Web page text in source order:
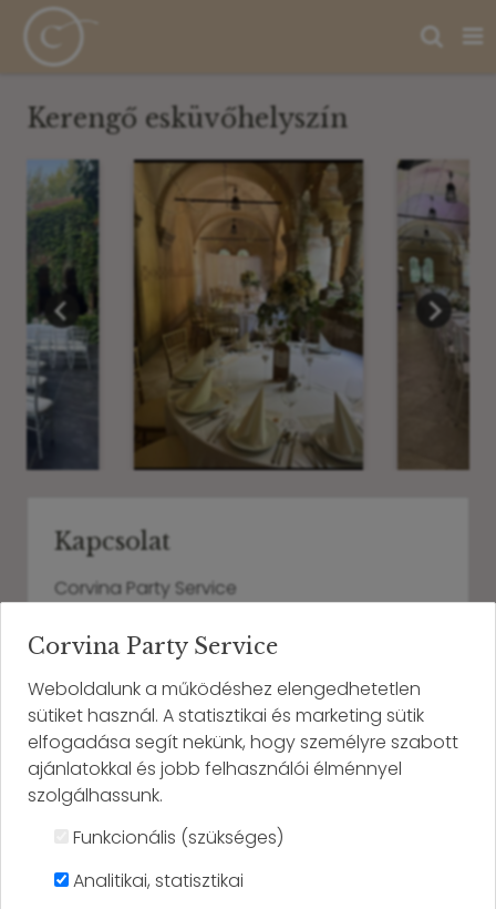
Kerengő esküvőhelyszín
Kapcsolat
Corvina Party Service
Telefonszám:
+36 30 224 1769
corvina@corvinapartyservice.hu
Névjegykártya mentése
Üzenetküldés
-
Corvina Party Service
Weboldalunk a működéshez elengedhetetlen
sütiket használ. A statisztikai és marketing sütik
elfogadása segít nekünk, hogy személyre szabott
ajánlatokkal és jobb felhasználói élménnyel
szolgálhassunk.
Funkcionális (szükséges)
Analitikai, statisztikai